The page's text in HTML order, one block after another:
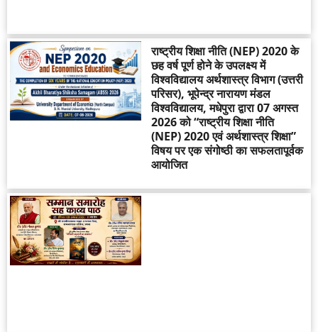
राष्ट्रीय शिक्षा नीति (NEP) 2020 के
छह वर्ष पूर्ण होने के उपलक्ष्य में
विश्वविद्यालय अर्थशास्त्र विभाग (उत्तरी
परिसर), भूपेन्द्र नारायण मंडल
विश्वविद्यालय, मधेपुरा द्वारा 07 अगस्त
2026 को “राष्ट्रीय शिक्षा नीति
(NEP) 2020 एवं अर्थशास्त्र शिक्षा”
विषय पर एक संगोष्ठी का सफलतापूर्वक
आयोजित